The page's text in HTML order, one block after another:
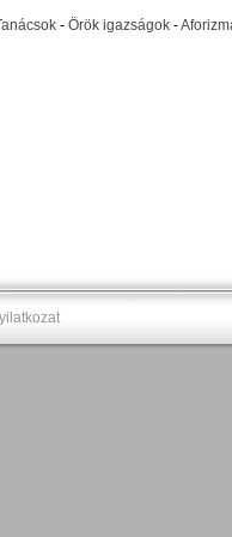
- Örök igazságok -